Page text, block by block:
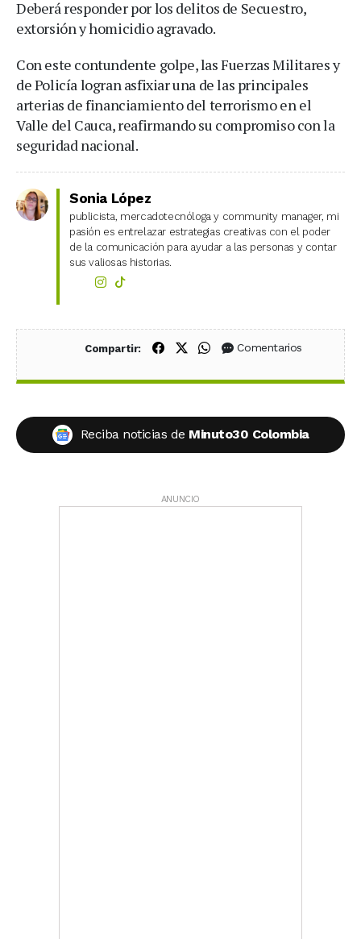
Deberá responder por los delitos de Secuestro,
extorsión y homicidio agravado.
Con este contundente golpe, las Fuerzas Militares y
de Policía logran asfixiar una de las principales
arterias de financiamiento del terrorismo en el
Valle del Cauca, reafirmando su compromiso con la
seguridad nacional.
Sonia López
publicista, mercadotecnóloga y community manager, mi
pasión es entrelazar estrategias creativas con el poder
de la comunicación para ayudar a las personas y contar
sus valiosas historias.
Compartir: Compartir en Facebook
Compartir en X (Twitter)
Compartir en WhatsApp
Comentarios
Reciba noticias de Minuto30 Colombia
ANUNCIO